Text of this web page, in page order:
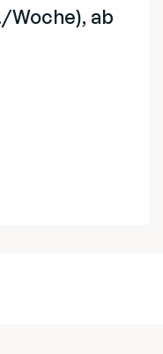
Woche), ab